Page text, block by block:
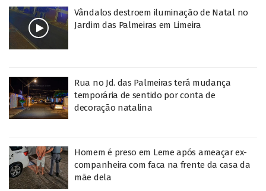
Vândalos destroem iluminação de Natal no
Jardim das Palmeiras em Limeira
Rua no Jd. das Palmeiras terá mudança
temporária de sentido por conta de
decoração natalina
Homem é preso em Leme após ameaçar ex-
companheira com faca na frente da casa da
mãe dela